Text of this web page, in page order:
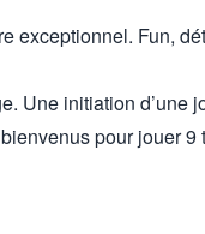
exceptionnel. Fun,
Une initiation d’une
pour jouer 9